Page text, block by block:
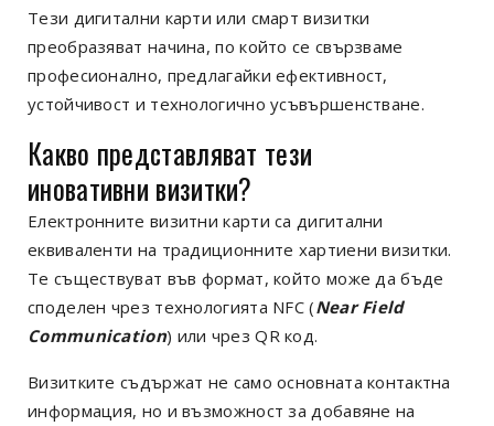
Тези дигитални карти или смарт визитки
преобразяват начина, по който се свързваме
професионално, предлагайки ефективност,
устойчивост и технологично усъвършенстване.
Какво представляват тези
иновативни визитки?
Електронните визитни карти са дигитални
еквиваленти на традиционните хартиени визитки.
Те съществуват във формат, който може да бъде
споделен чрез технологията NFC (Near Field
Communication) или чрезQRкод.
Визитките съдържат не само основната контактна
информация, но и възможност за добавяне на